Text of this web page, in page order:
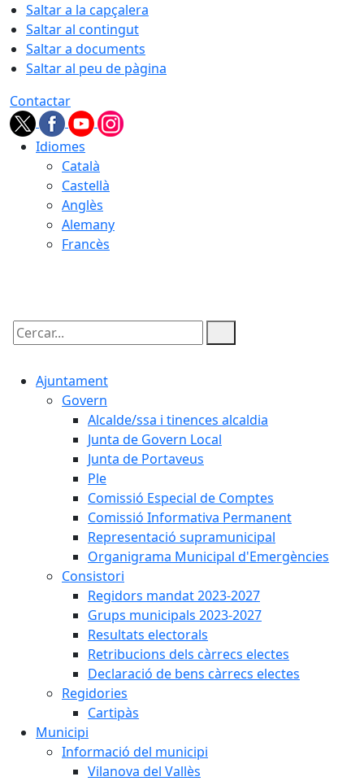
Saltar a la capçalera
Saltar al contingut
Saltar a documents
Saltar al peu de pàgina
Contactar
Idiomes
Català
Castellà
Anglès
Alemany
Francès
Cercar:
Ajuntament
Govern
Alcalde/ssa i tinences alcaldia
Junta de Govern Local
Junta de Portaveus
Ple
Comissió Especial de Comptes
Comissió Informativa Permanent
Representació supramunicipal
Organigrama Municipal d'Emergències
Consistori
Regidors mandat 2023-2027
Grups municipals 2023-2027
Resultats electorals
Retribucions dels càrrecs electes
Declaració de bens càrrecs electes
Regidories
Cartipàs
Municipi
Informació del municipi
Vilanova del Vallès